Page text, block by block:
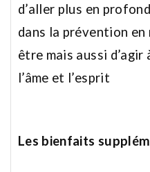
d’aller plus en
dans la prévention
être mais aussi
l’âme et l’esprit
Les bienfaits